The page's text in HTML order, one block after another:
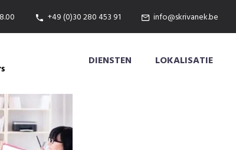
+49 (0)30 280 453 91 info@skrivanek.be
DIENSTEN LOKALISATIE